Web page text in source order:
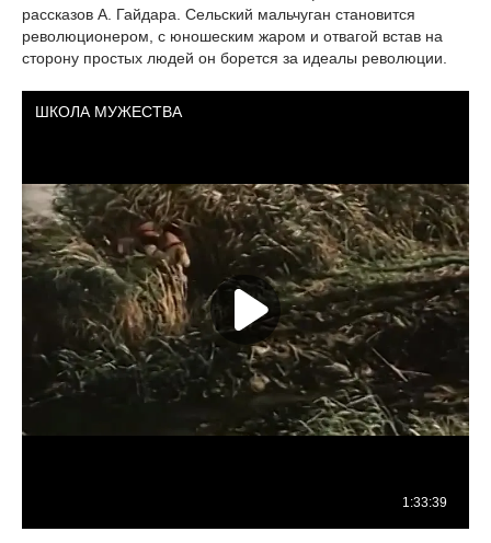
рассказов А. Гайдара. Сельский мальчуган становится
революционером, с юношеским жаром и отвагой встав на
сторону простых людей он борется за идеалы революции.